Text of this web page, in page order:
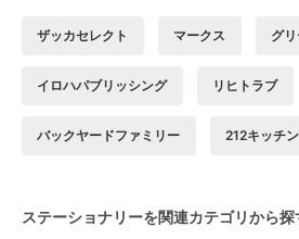
ザッカセレクト マークス グ
イロハパブリッシング リヒトラブ
バックヤードファミリー 212キッチ
ステーショナリーを関連カテゴリから探